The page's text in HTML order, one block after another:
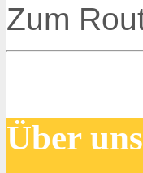
Zum
Über